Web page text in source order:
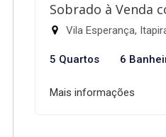
Sobrado à Venda
Vila Esperança,
5 Quartos 6
Mais informações